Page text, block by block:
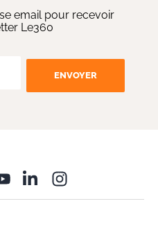
email pour recevoir
Le360
ENVOYER